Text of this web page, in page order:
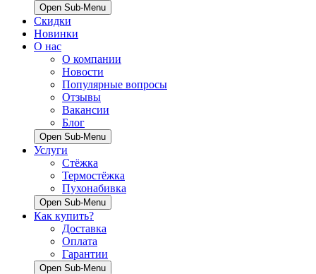
Open Sub-Menu
Скидки
Новинки
О нас
О компании
Новости
Популярные вопросы
Отзывы
Вакансии
Блог
Open Sub-Menu
Услуги
Стёжка
Термостёжка
Пухонабивка
Open Sub-Menu
Как купить?
Доставка
Оплата
Гарантии
Open Sub-Menu